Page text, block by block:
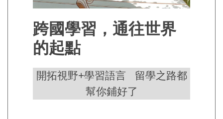
跨國學習，通往世界
的起點
開拓視野+學習語言 留學之路都
幫你鋪好了